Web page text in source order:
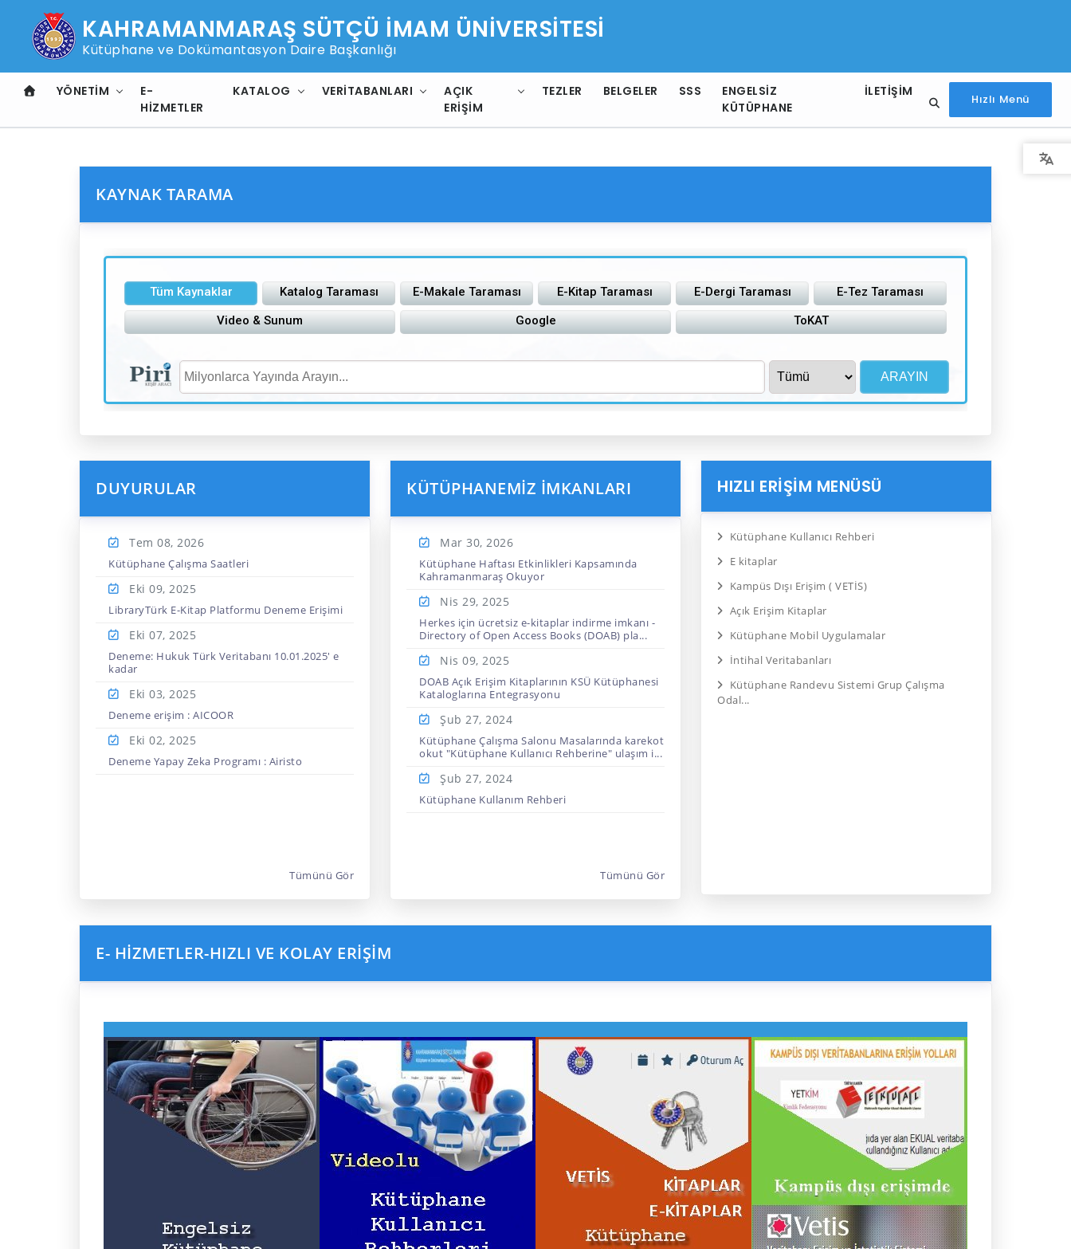
KAHRAMANMARAŞ SÜTÇÜ İMAM ÜNİVERSİTESİ
Kütüphane ve Dokümantasyon Daire Başkanlığı
YÖNETIM
E-
HIZMETLER
KATALOG VERITABANLARI
AÇIK
ERIŞIM
TEZLER BELGELER SSS
ENGELSIZ
KÜTÜPHANE
İLETIŞIM
Hızlı Menü
KAYNAK TARAMA
DUYURULAR
Tem 08, 2026
Kütüphane Çalışma Saatleri
Eki 09, 2025
LibraryTürk E-Kitap Platformu Deneme Erişimi
Eki 07, 2025
Deneme: Hukuk Türk Veritabanı 10.01.2025' e
kadar
Eki 03, 2025
Deneme erişim : AICOOR
Eki 02, 2025
Deneme Yapay Zeka Programı : Airisto
Tümünü Gör
KÜTÜPHANEMIZ İMKANLARI
Mar 30, 2026
Kütüphane Haftası Etkinlikleri Kapsamında
Kahramanmaraş Okuyor
Nis 29, 2025
Herkes için ücretsiz e-kitaplar indirme imkanı -
Directory of Open Access Books (DOAB) pla...
Nis 09, 2025
DOAB Açık Erişim Kitaplarının KSÜ Kütüphanesi
Kataloglarına Entegrasyonu
Şub 27, 2024
Kütüphane Çalışma Salonu Masalarında karekot
okut "Kütüphane Kullanıcı Rehberine" ulaşım i...
Şub 27, 2024
Kütüphane Kullanım Rehberi
Tümünü Gör
HIZLI ERİŞİM MENÜSÜ
Kütüphane Kullanıcı Rehberi
E kitaplar
Kampüs Dışı Erişim ( VETİS)
Açık Erişim Kitaplar
Kütüphane Mobil Uygulamalar
İntihal Veritabanları
Kütüphane Randevu Sistemi Grup Çalışma
Odal...
E- HİZMETLER-HIZLI VE KOLAY ERİŞİM